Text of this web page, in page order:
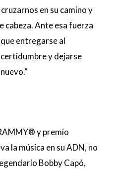
en su camino y
Ante esa fuerza
entregarse al
y dejarse
y premio
la música en su ADN, no
Bobby Capó,